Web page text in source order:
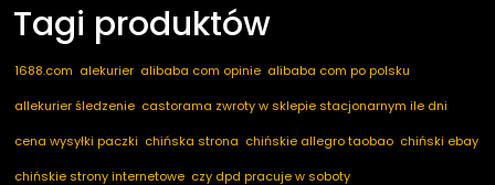
Tagi produktów
1688.com alekurier alibaba com opinie alibaba com po polsku
allekurier śledzenie castorama zwroty w sklepie stacjonarnym ile dni
cena wysyłki paczki chińska strona chińskie allegro taobao chiński ebay
chińskie strony internetowe czy dpd pracuje w soboty